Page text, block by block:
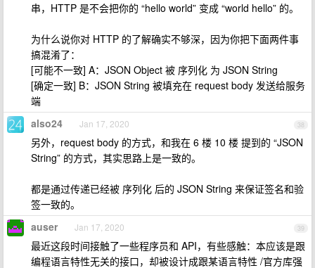
串，HTTP 是不会把你的 “hello world” 变成 “world hello” 的。
为什么说你对 HTTP 的了解确实不够深，因为你把下面两件事
搞混淆了：
[可能不一致] A：JSON Object 被 序列化 为 JSON String
[确定一致] B：JSON String 被填充在 request body 发送给服务
端
38
also24 Jan 17, 2020
另外，request body 的方式，和我在 6 楼 10 楼 提到的 “JSON
String” 的方式，其实思路上是一致的。
都是通过传递已经被 序列化 后的 JSON String 来保证签名和验
签一致的。
39
auser Jan 17, 2020
最近这段时间接触了一些程序员和 API，有些感触：本应该是跟
编程语言特性无关的接口，却被设计成跟某语言特性 /官方库强